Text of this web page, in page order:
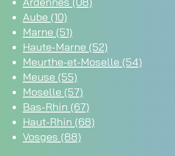
Aube (10)
Marne (51)
Haute-Marne (52)
Meurthe-et-Moselle (54)
Meuse (55)
Moselle (57)
Bas-Rhin (67)
Haut-Rhin (68)
Vosges (88)